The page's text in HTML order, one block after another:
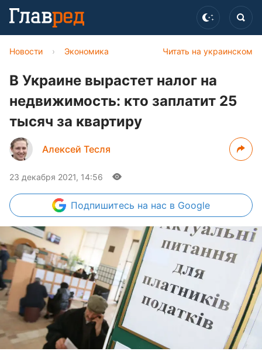
Читать на украинском
Новости › Экономика
В Украине вырастет налог на
недвижимость: кто заплатит 25
тысяч за квартиру
Алексей Тесля
23 декабря 2021, 14:56
Подпишитесь на нас в Google